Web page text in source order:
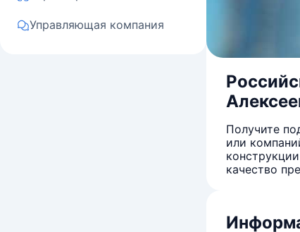
Управляющая компания
Получите
или
качество